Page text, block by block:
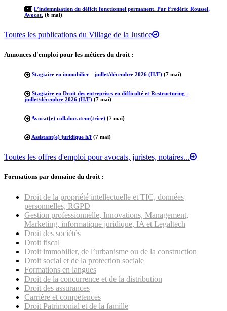
L’indemnisation du déficit fonctionnel permanent. Par Frédéric Roussel,
Avocat. (6 mai)
Toutes les publications du Village de la Justice
Annonces d'emploi pour les métiers du droit :
Stagiaire en immobilier - juillet/décembre 2026 (H/F) (7 mai)
Stagiaire en Droit des entreprises en difficulté et Restructuring -
juillet/décembre 2026 (H/F) (7 mai)
Avocat(e) collaborateur(trice) (7 mai)
Assistant(e) juridique h/f (7 mai)
Toutes les offres d'emploi pour avocats, juristes, notaires...
Formations par domaine du droit :
Droit de la propriété intellectuelle et TIC, données
personnelles, RGPD
Gestion professionnelle, Innovations, Management,
Marketing, informatique juridique, IA et Legaltech
Droit des sociétés
Droit fiscal
Droit immobilier, de l’urbanisme ou de la construction
Droit social et de la protection sociale
Formations en langues
Droit de la concurrence et de la distribution
Droit des assurances
Carrière et compétences
Droit Patrimonial et de la famille